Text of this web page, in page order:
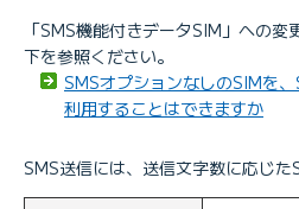
「SMS機能付きデータSIM」への
下を参照ください。
SMSオプションなしのSIMを
利用することはできますか
SMS送信には、送信文字数に応じた